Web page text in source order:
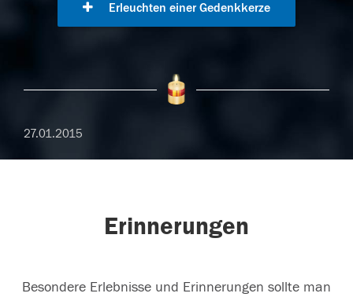
Erleuchten einer Gedenkkerze
27.01.2015
Erinnerungen
Besondere Erlebnisse und Erinnerungen sollte man